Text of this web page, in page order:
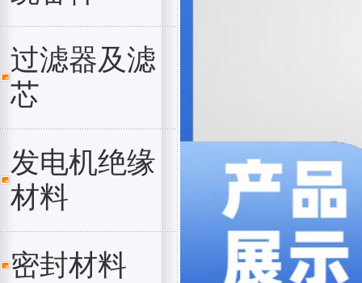
过滤器及滤
芯
发电机绝缘
材料
密封材料